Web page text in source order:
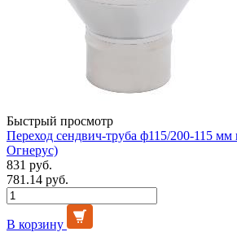
Быстрый просмотр
Переход сендвич-труба ф115/200-115
Огнерус)
831 руб.
781.14 руб.
В корзину